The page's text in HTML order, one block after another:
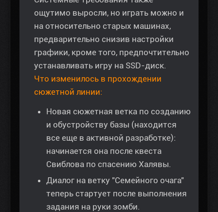
ощутимо выросли, но играть можно и
на относительно старых машинах,
предварительно снизив настройки
графики, кроме того, предпочтительно
устанавливать игру на SSD-диск.
Что изменилось в прохождении
сюжетной линии:
Новая сюжетная ветка по созданию
и обустройству базы (находится
все еще в активной разработке):
начинается она после квеста
Свиблова по спасению Халявы.
Диалог на ветку "Семейного очага"
теперь стартует после выполнения
задания на руки зомби.